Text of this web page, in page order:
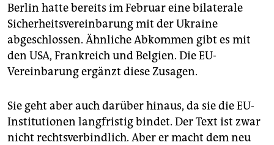
Berlin hatte bereits im Februar eine bilaterale
Sicherheitsvereinbarung mit der Ukraine
abgeschlossen. Ähnliche Abkommen gibt es mit
den USA, Frankreich und Belgien. Die EU-
Vereinbarung ergänzt diese Zusagen.
Sie geht aber auch darüber hinaus, da sie die EU-
Institutionen langfristig bindet. Der Text ist zwar
nicht rechtsverbindlich. Aber er macht dem neu